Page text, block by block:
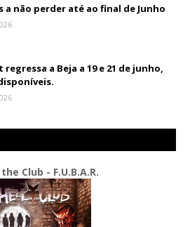
a não perder até ao final de Junho
regressa a Beja a 19 e 21 de junho,
Club - F.U.B.A.R.